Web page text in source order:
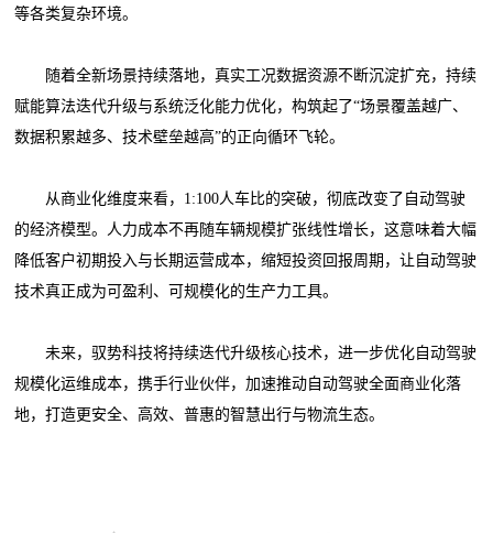
等各类复杂环境。
随着全新场景持续落地，真实工况数据资源不断沉淀扩充，持续
赋能算法迭代升级与系统泛化能力优化，构筑起了“场景覆盖越广、
数据积累越多、技术壁垒越高”的正向循环飞轮。
从商业化维度来看，1:100人车比的突破，彻底改变了自动驾驶
的经济模型。人力成本不再随车辆规模扩张线性增长，这意味着大幅
降低客户初期投入与长期运营成本，缩短投资回报周期，让自动驾驶
技术真正成为可盈利、可规模化的生产力工具。
未来，驭势科技将持续迭代升级核心技术，进一步优化自动驾驶
规模化运维成本，携手行业伙伴，加速推动自动驾驶全面商业化落
地，打造更安全、高效、普惠的智慧出行与物流生态。